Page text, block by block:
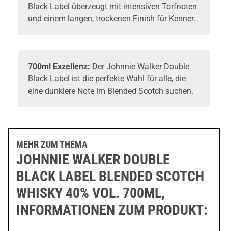
Black Label überzeugt mit intensiven Torfnoten
und einem langen, trockenen Finish für Kenner.
700ml Exzellenz: Der Johnnie Walker Double
Black Label ist die perfekte Wahl für alle, die
eine dunklere Note im Blended Scotch suchen.
MEHR ZUM THEMA
JOHNNIE WALKER DOUBLE
BLACK LABEL BLENDED SCOTCH
WHISKY 40% VOL. 700ML,
INFORMATIONEN ZUM PRODUKT: